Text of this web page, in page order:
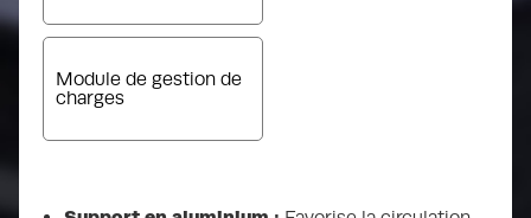
Boîtier
Aluminium
vitesse
Module de gestion de
charges